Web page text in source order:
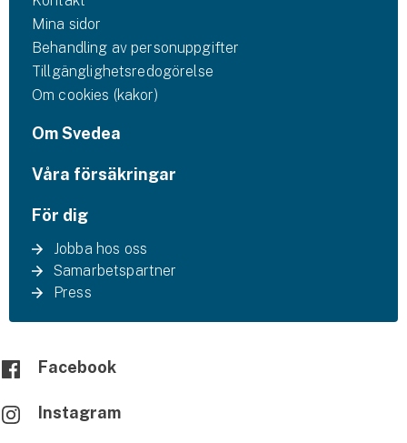
Mina sidor
Behandling av personuppgifter
Tillgänglighetsredogörelse
Om cookies (kakor)
Om Svedea
Våra försäkringar
För dig
Jobba hos oss
Samarbetspartner
Press
Facebook
Instagram